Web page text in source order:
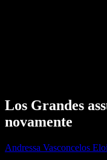
Los Grandes
novamente
Andressa Vasconcelos